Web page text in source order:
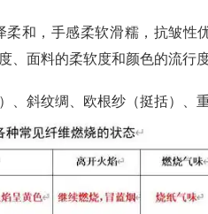
和，手感柔软滑糯，抗皱性
、面料的柔软度和颜色的流行度
、斜纹绸、欧根纱（挺括）、